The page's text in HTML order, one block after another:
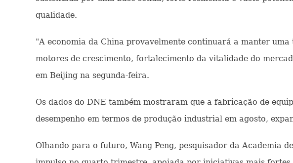
qualidade.
"A economia da China provavelmente continuará a manter
motores de crescimento, fortalecimento da vitalidade do
em Beijing na segunda-feira.
Os dados do DNE também mostraram que a fabricação de
desempenho em termos de produção industrial em agosto,
Olhando para o futuro, Wang Peng, pesquisador da Academia